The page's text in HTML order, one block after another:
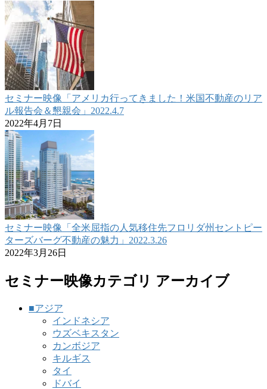
セミナー映像「アメリカ行ってきました！米国不動産のリア
ル報告会＆懇親会」2022.4.7
2022年4月7日
セミナー映像「全米屈指の人気移住先フロリダ州セントピー
ターズバーグ不動産の魅力」2022.3.26
2022年3月26日
セミナー映像カテゴリ アーカイブ
■アジア
インドネシア
ウズベキスタン
カンボジア
キルギス
タイ
ドバイ